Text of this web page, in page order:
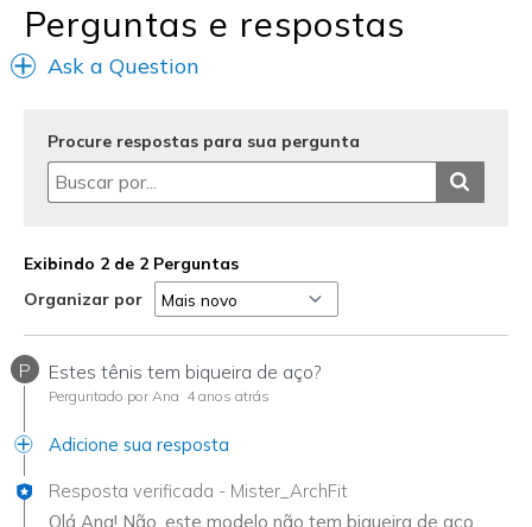
Width
Perguntas e respostas
Ask a Question
Procure respostas para sua pergunta
Exibindo 2 de 2 Perguntas
Organizar por
P Estes tênis tem biqueira de aço?
Perguntado por Ana 4 anos atrás
Adicione sua resposta
Resposta verificada - Mister_ArchFit
Olá Ana! Não, este modelo não tem biqueira de aço.